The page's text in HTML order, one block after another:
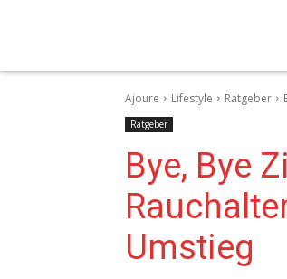
Ajoure Lifestyle Ratgeber
Ratgeber
Bye, Bye
Umstieg